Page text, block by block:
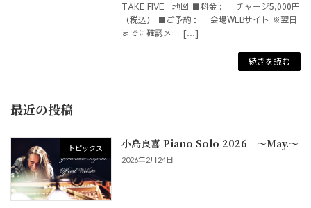
TAKE FIVE 地図 ■料金： チャージ5,000円
（税込） ■ご予約： 会場WEBサイト ※翌日
までに確認メー […]
続きを読む
最近の投稿
トピックス 小島良喜 Piano Solo 2026 ～May.～
2026年2月24日